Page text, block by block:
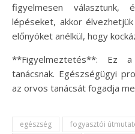
figyelmesen
lépéseket, akkor
előnyöket anélkül, hogy
**Figyelmeztetés**: Ez
tanácsnak. Egészségügyi
az orvos tanácsát fogadja
egészség fogyasztói